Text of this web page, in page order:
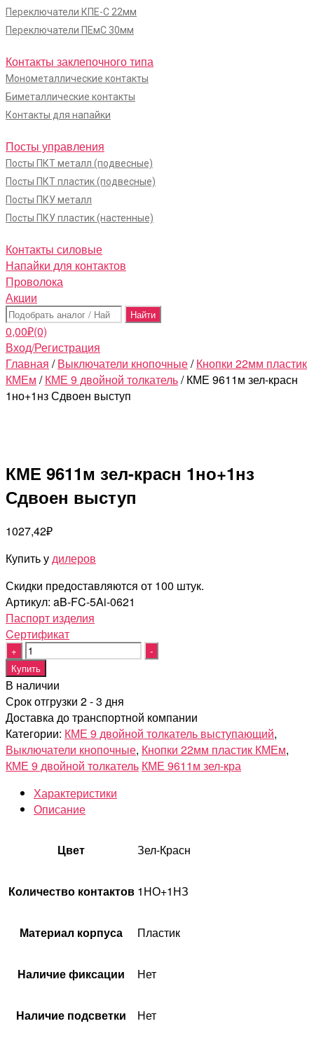
Переключатели КПЕ-С 22мм
Переключатели ПЕмС 30мм
Контакты заклепочного типа
Монометаллические контакты
Биметаллические контакты
Контакты для напайки
Посты управления
Посты ПКТ металл (подвесные)
Посты ПКТ пластик (подвесные)
Посты ПКУ металл
Посты ПКУ пластик (настенные)
Контакты силовые
Напайки для контактов
Проволока
Акции
Поиск:
0,00₽(0)
Вход/Регистрация
Главная /Выключатели кнопочные/Кнопки 22мм пластик
КМЕм /КМЕ 9 двойной толкатель/ КМЕ 9611м зел-красн
1но+1нз Сдвоен выступ
КМЕ 9611м зел-красн 1но+1нз
Сдвоен выступ
1027,42₽
Купить удилеров
Скидки предоставляются от 100 штук.
Артикул: aB-FC-5Ai-0621
Паспорт изделия
Cертификат
Quantity
Купить
В наличии
Срок отгрузки 2 - 3 дня
Доставка до транспортной компании
Категории: КМЕ 9 двойной толкатель выступающий,
Выключатели кнопочные, Кнопки 22мм пластик КМЕм,
КМЕ 9 двойной толкатель КМЕ 9611м зел-кра
Характеристики
Описание
Цвет Зел-Красн
Количество контактов 1НО+1НЗ
Материал корпуса Пластик
Наличие фиксации Нет
Наличие подсветки Нет